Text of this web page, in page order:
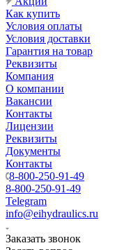
Как купить
Условия оплаты
Условия доставки
Гарантия на товар
Реквизиты
Компания
О компании
Вакансии
Контакты
Лицензии
Реквизиты
Документы
Контакты
8-800-250-91-49
8-800-250-91-49
Telegram
info@eihydraulics.ru
Заказать звонок